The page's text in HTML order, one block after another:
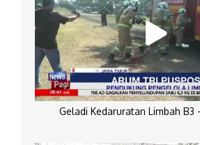
Geladi Kedaruratan Limbah B3